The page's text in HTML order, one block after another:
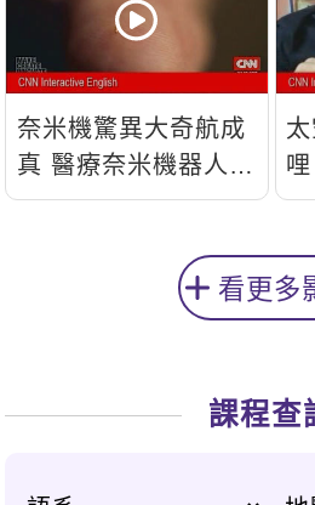
奈米機驚異大奇航成
真 醫療奈米機器人問
世
太
看更多
課程查